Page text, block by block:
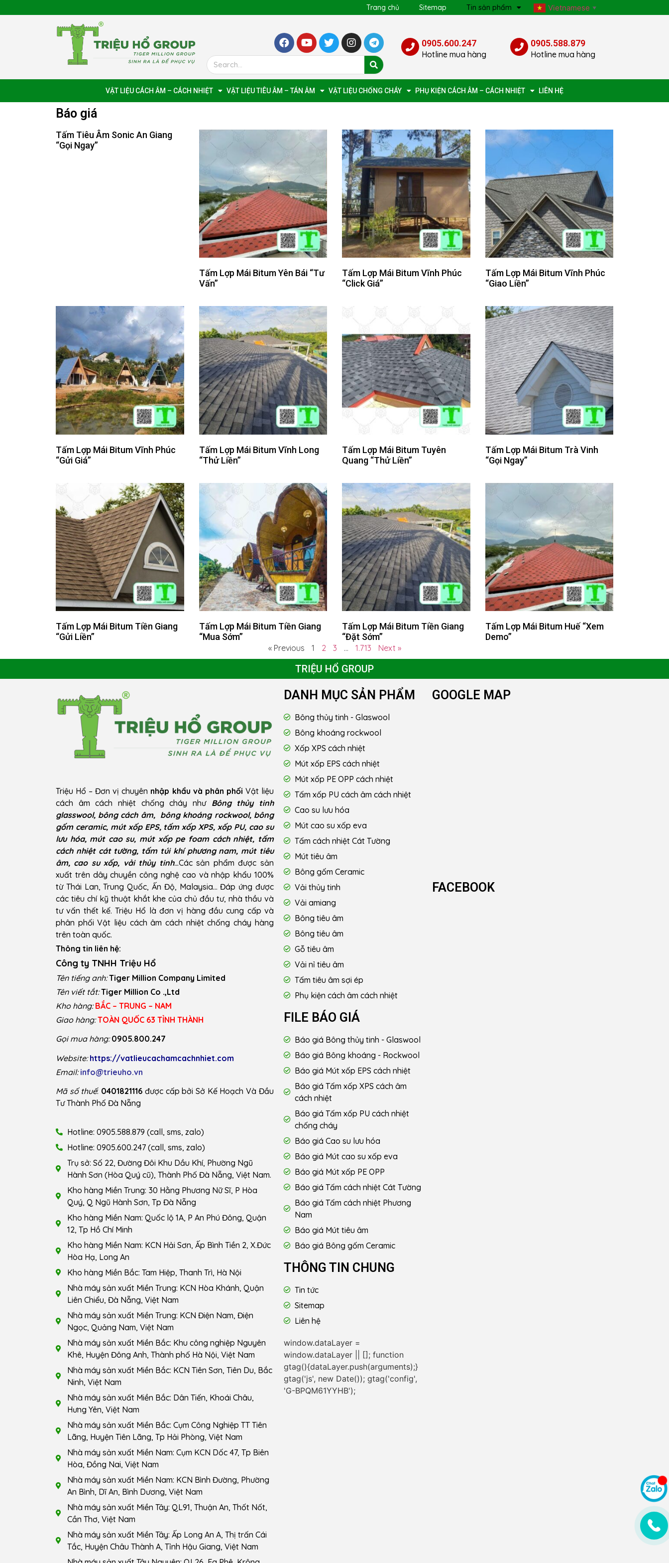
Trang chủ Sitemap Tin sản phẩm Vietnamese ▼
0905.600.247
Hotline mua hàng
0905.588.879
Hotline mua hàng
VẬT LIỆU CÁCH ÂM – CÁCH NHIỆT VẬT LIỆU TIÊU ÂM – TÁN ÂM VẬT LIỆU CHỐNG CHÁY PHỤ KIỆN CÁCH ÂM – CÁCH NHIỆT LIÊN HỆ
Báo giá
Tấm Tiêu Âm Sonic An Giang
“Gọi Ngay”
Tấm Lợp Mái Bitum Yên Bái “Tư
Vấn”
Tấm Lợp Mái Bitum Vĩnh Phúc
“Click Giá”
Tấm Lợp Mái Bitum Vĩnh Phúc
“Giao Liền”
Tấm Lợp Mái Bitum Vĩnh Phúc
“Gửi Giá”
Tấm Lợp Mái Bitum Vĩnh Long
“Thử Liền”
Tấm Lợp Mái Bitum Tuyên
Quang “Thử Liền”
Tấm Lợp Mái Bitum Trà Vinh
“Gọi Ngay”
Tấm Lợp Mái Bitum Tiền Giang
“Gửi Liền”
Tấm Lợp Mái Bitum Tiền Giang
“Mua Sớm”
Tấm Lợp Mái Bitum Tiền Giang
“Đặt Sớm”
Tấm Lợp Mái Bitum Huế “Xem
Demo”
« Previous 1 2 3 … 1.713 Next »
TRIỆU HỔ GROUP
Triệu Hổ – Đơn vị chuyên nhập khẩu và phân phối Vật liệu
cách âm cách nhiệt chống cháy như Bông thủy tinh
glasswool, bông cách âm, bông khoáng rockwool, bông
gốm ceramic, mút xốp EPS, tấm xốp XPS, xốp PU, cao su
lưu hóa, mút cao su, mút xốp pe foam cách nhiệt, tấm
cách nhiệt cát tường, tấm túi khí phương nam, mút tiêu
âm, cao su xốp, vải thủy tinh...Các sản phẩm được sản
xuất trên dây chuyền công nghệ cao và nhập khẩu 100%
từ Thái Lan, Trung Quốc, Ấn Độ, Malaysia… Đáp ứng được
các tiêu chí kỹ thuật khắt khe của chủ đầu tư, nhà thầu và
tư vấn thết kế. Triệu Hổ là đơn vị hàng đầu cung cấp và
phân phối Vật liệu cách âm cách nhiệt chống cháy hàng
trên toàn quốc.
Thông tin liên hệ:
Công ty TNHH Triệu Hổ
Tên tiếng anh: Tiger Million Company Limited
Tên viết tắt: Tiger Million Co .,Ltd
Kho hàng: BẮC – TRUNG – NAM
Giao hàng: TOÀN QUỐC 63 TỈNH THÀNH
Gọi mua hàng: 0905.800.247
Website: https://vatlieucachamcachnhiet.com
Email: info@trieuho.vn
Mã số thuế: 0401821116 được cấp bởi Sở Kế Hoạch Và Đầu
Tư Thành Phố Đà Nẵng
Hotline: 0905.588.879 (call, sms, zalo)
Hotline: 0905.600.247 (call, sms, zalo)
Trụ sở: Số 22, Đường Đôi Khu Dầu Khí, Phường Ngũ
Hành Sơn (Hòa Quý cũ), Thành Phố Đà Nẵng, Việt Nam.
Kho hàng Miền Trung: 30 Hằng Phương Nữ Sĩ, P Hòa
Quý, Q Ngũ Hành Sơn, Tp Đà Nẵng
Kho hàng Miền Nam: Quốc lộ 1A, P An Phú Đông, Quận
12, Tp Hồ Chí Minh
Kho hàng Miền Nam: KCN Hải Sơn, Ấp Bình Tiền 2, X.Đức
Hòa Hạ, Long An
Kho hàng Miền Bắc: Tam Hiệp, Thanh Trì, Hà Nội
Nhà máy sản xuất Miền Trung: KCN Hòa Khánh, Quận
Liên Chiểu, Đà Nẵng, Việt Nam
Nhà máy sản xuất Miền Trung: KCN Điện Nam, Điện
Ngọc, Quảng Nam, Việt Nam
Nhà máy sản xuất Miền Bắc: Khu công nghiệp Nguyên
Khê, Huyện Đông Anh, Thành phố Hà Nội, Việt Nam
Nhà máy sản xuất Miền Bắc: KCN Tiên Sơn, Tiên Du, Bắc
Ninh, Việt Nam
Nhà máy sản xuất Miền Bắc: Dân Tiến, Khoái Châu,
Hưng Yên, Việt Nam
Nhà máy sản xuất Miền Bắc: Cụm Công Nghiệp TT Tiên
Lãng, Huyện Tiên Lãng, Tp Hải Phòng, Việt Nam
Nhà máy sản xuất Miền Nam: Cụm KCN Dốc 47, Tp Biên
Hòa, Đồng Nai, Việt Nam
Nhà máy sản xuất Miền Nam: KCN Bình Đường, Phường
An Bình, Dĩ An, Bình Dương, Việt Nam
Nhà máy sản xuất Miền Tây: QL91, Thuận An, Thốt Nốt,
Cần Thơ, Việt Nam
Nhà máy sản xuất Miền Tây: Ấp Long An A, Thị trấn Cái
Tắc, Huyện Châu Thành A, Tỉnh Hậu Giang, Việt Nam
DANH MỤC SẢN PHẨM
Bông thủy tinh - Glaswool
Bông khoáng rockwool
Xốp XPS cách nhiệt
Mút xốp EPS cách nhiệt
Mút xốp PE OPP cách nhiệt
Tấm xốp PU cách âm cách nhiệt
Cao su lưu hóa
Mút cao su xốp eva
Tấm cách nhiệt Cát Tường
Mút tiêu âm
Bông gốm Ceramic
Vải thủy tinh
Vải amiang
Bông tiêu âm
Bông tiêu âm
Gỗ tiêu âm
Vải nỉ tiêu âm
Tấm tiêu âm sợi ép
Phụ kiện cách âm cách nhiệt
FILE BÁO GIÁ
Báo giá Bông thủy tinh - Glaswool
Báo giá Bông khoáng - Rockwool
Báo giá Mút xốp EPS cách nhiệt
Báo giá Tấm xốp XPS cách âm
cách nhiệt
Báo giá Tấm xốp PU cách nhiệt
chống cháy
Báo giá Cao su lưu hóa
Báo giá Mút cao su xốp eva
Báo giá Mút xốp PE OPP
Báo giá Tấm cách nhiệt Cát Tường
Báo giá Tấm cách nhiệt Phương
Nam
Báo giá Mút tiêu âm
Báo giá Bông gốm Ceramic
THÔNG TIN CHUNG
Tin tức
Sitemap
Liên hệ
window.dataLayer =
window.dataLayer || []; function
gtag(){dataLayer.push(arguments);}
gtag('js', new Date()); gtag('config',
'G-BPQM61YYHB');
GOOGLE MAP
FACEBOOK